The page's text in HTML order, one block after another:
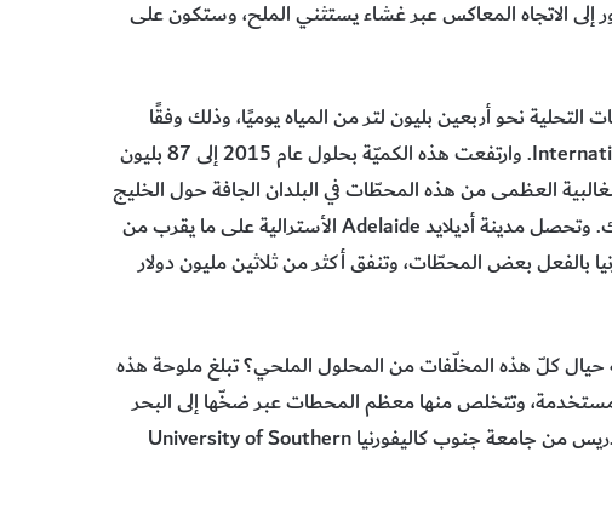
إلى الاتجاه المعاكس عبر غشاء يستثني الملح، وستكون على
ففي عام 2005، أنتجت محطات التحلية نحو أربعين بليون لتر من المياه يوميًا، وذلك وفقًا
لرابطة التحلية الدولية International Desalination Association. وارتفعت هذه الكميّة بحلول عام 2015 إلى 87 بليون
العالم. وتقع الغالبية العظمى من هذه المحطّات في البلدان الجافة حول الخليج
العربي، ولكنّ انتشار التقنية في ازدياد في أماكن أخرى كذلك. وتحصل مدينة أديلايد Adelaide الأسترالية على ما يقرب من
بعض المحطّات، وتنفق أكثر من ثلاثين مليون دولار
حيال كلّ هذه المخلّفات من المحلول الملحي؟ تبلغ ملوحة هذه
وتتخلص منها معظم المحطات عبر ضخّها إلى البحر
مرّة أخرى. هذا هو مصدر قلق الباحثين، بمن فيهم تشايلدريس من جامعة جنوب كاليفورنيا University of Southern